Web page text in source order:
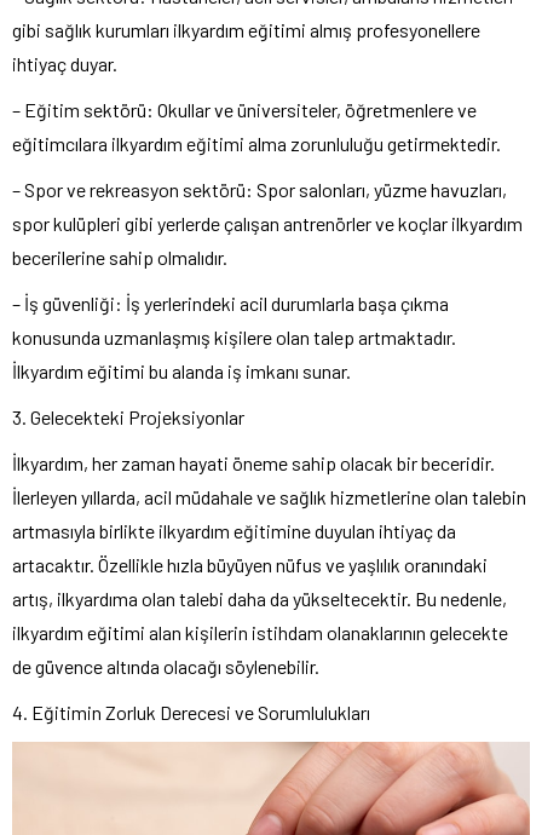
gibi sağlık kurumları ilkyardım eğitimi almış profesyonellere
ihtiyaç duyar.
– Eğitim sektörü: Okullar ve üniversiteler, öğretmenlere ve
eğitimcılara ilkyardım eğitimi alma zorunluluğu getirmektedir.
– Spor ve rekreasyon sektörü: Spor salonları, yüzme havuzları,
spor kulüpleri gibi yerlerde çalışan antrenörler ve koçlar ilkyardım
becerilerine sahip olmalıdır.
– İş güvenliği: İş yerlerindeki acil durumlarla başa çıkma
konusunda uzmanlaşmış kişilere olan talep artmaktadır.
İlkyardım eğitimi bu alanda iş imkanı sunar.
3. Gelecekteki Projeksiyonlar
İlkyardım, her zaman hayati öneme sahip olacak bir beceridir.
İlerleyen yıllarda, acil müdahale ve sağlık hizmetlerine olan talebin
artmasıyla birlikte ilkyardım eğitimine duyulan ihtiyaç da
artacaktır. Özellikle hızla büyüyen nüfus ve yaşlılık oranındaki
artış, ilkyardıma olan talebi daha da yükseltecektir. Bu nedenle,
ilkyardım eğitimi alan kişilerin istihdam olanaklarının gelecekte
de güvence altında olacağı söylenebilir.
4. Eğitimin Zorluk Derecesi ve Sorumlulukları